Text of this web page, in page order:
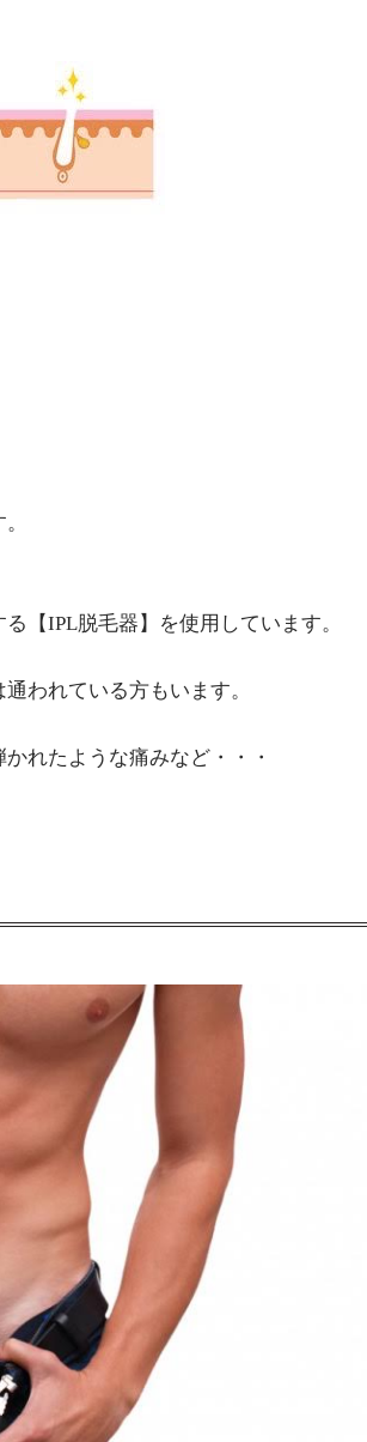
【IPL脱毛器】を使用しています。
われている方もいます。
れたような痛みなど・・・